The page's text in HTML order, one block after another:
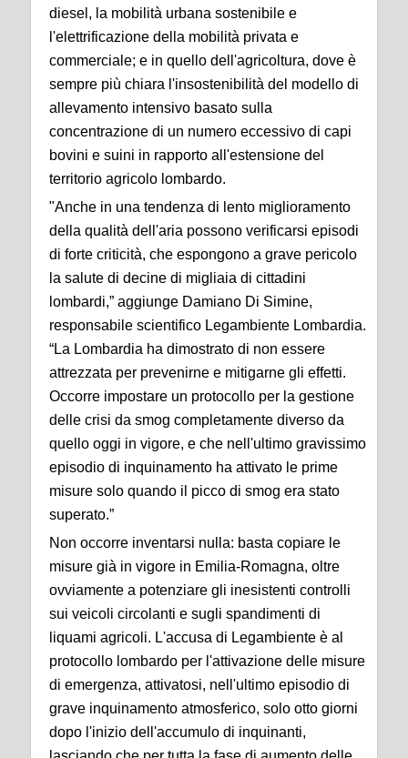
diesel, la mobilità urbana sostenibile e
l'elettrificazione della mobilità privata e
commerciale; e in quello dell'agricoltura, dove è
sempre più chiara l'insostenibilità del modello di
allevamento intensivo basato sulla
concentrazione di un numero eccessivo di capi
bovini e suini in rapporto all'estensione del
territorio agricolo lombardo.
"Anche in una tendenza di lento miglioramento
della qualità dell'aria possono verificarsi episodi
di forte criticità, che espongono a grave pericolo
la salute di decine di migliaia di cittadini
lombardi,” aggiunge Damiano Di Simine,
responsabile scientifico Legambiente Lombardia.
“La Lombardia ha dimostrato di non essere
attrezzata per prevenirne e mitigarne gli effetti.
Occorre impostare un protocollo per la gestione
delle crisi da smog completamente diverso da
quello oggi in vigore, e che nell'ultimo gravissimo
episodio di inquinamento ha attivato le prime
misure solo quando il picco di smog era stato
superato.”
Non occorre inventarsi nulla: basta copiare le
misure già in vigore in Emilia-Romagna, oltre
ovviamente a potenziare gli inesistenti controlli
sui veicoli circolanti e sugli spandimenti di
liquami agricoli. L'accusa di Legambiente è al
protocollo lombardo per l'attivazione delle misure
di emergenza, attivatosi, nell'ultimo episodio di
grave inquinamento atmosferico, solo otto giorni
dopo l'inizio dell'accumulo di inquinanti,